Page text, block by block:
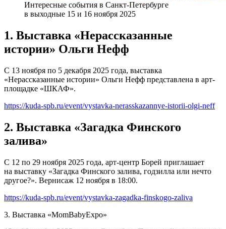
Интересные события в Санкт-Петербурге
в выходные 15 и 16 ноября 2025
1. Выставка «Нерассказанные
истории» Ольги Нефф
С 13 ноября по 5 декабря 2025 года, выставка
«Нерассказанные истории» Ольги Нефф представлена в арт-
площадке «ШКАФ».
https://kuda-spb.ru/event/vystavka-nerasskazannye-istorii-olgi-neff
2. Выставка «Загадка Финского
залива»
С 12 по 29 ноября 2025 года, арт-центр Борей приглашает
на выставку «Загадка Финского залива, годзилла или нечто
другое?». Вернисаж 12 ноября в 18:00.
https://kuda-spb.ru/event/vystavka-zagadka-finskogo-zaliva
3. Выставка «MomBabyExpo»